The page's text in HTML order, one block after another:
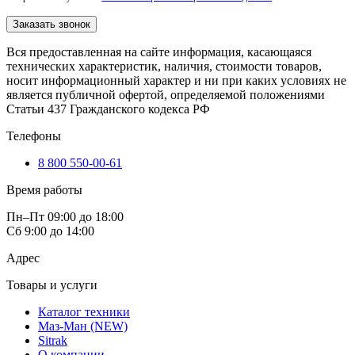
Заказать звонок
Вся предоставленная на сайте информация, касающаяся
технических характеристик, наличия, стоимости товаров,
носит информационный характер и ни при каких условиях не
является публичной офертой, определяемой положениями
Статьи 437 Гражданского кодекса РФ
Телефоны
8 800 550-00-61
Время работы
Пн–Пт 09:00 до 18:00
Сб 9:00 до 14:00
Адрес
Товары и услуги
Каталог техники
Маз-Ман (NEW)
Sitrak